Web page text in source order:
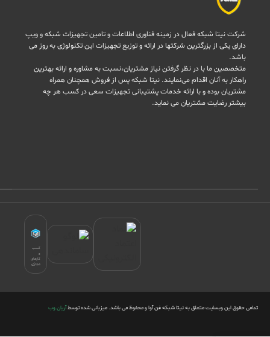
شرکت نیتا شبکه فعال در زمینه فناوری اطلاعات و تامین تجهیزات شبکه و ویپ
دارای یکی از بزرگترین شرکتها در ارائه و توزیع تجهیزات این تکنولوژی به روز می
باشد.
متخصصین ما با در نظر گرفتن نیاز مشتریان،نسبت به مشاوره و ارائه بهترین
راهکار به آنان اقدام می‌نمایند. نیتا شبکه پس از فروش همچنان همراه
مشتریان بوده و با ارائه خدمات پشتیبانی تجهیزات سعی در کسب هر چه
بیشتر رضایت مشتریان می نماید.
کسب
و
کارهای
مجازی
تمامی حقوق این وبسایت متعلق به نیتا شبکه فن آوا و محفوظ می باشد. میزبانی شده توسطآریان وب